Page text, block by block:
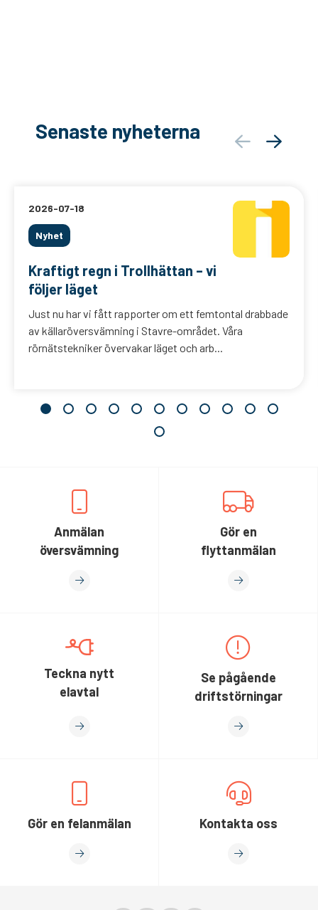
Senaste nyheterna
2026-07-18
Nyhet
Kraftigt regn i Trollhättan – vi
följer läget
Just nu har vi fått rapporter om ett femtontal drabbade
av källaröversvämning i Stavre-området. Våra
rörnätstekniker övervakar läget och arb...
Anmälan
översvämning
Gör en
flyttanmälan
Teckna nytt
elavtal
Se pågående
driftstörningar
Gör en felanmälan Kontakta oss